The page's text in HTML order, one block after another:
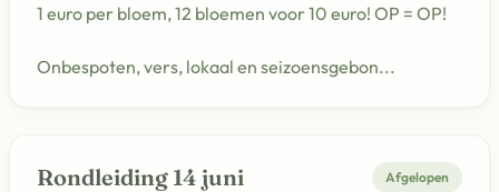
1 euro per bloem, 12 bloemen voor 10 euro! OP = OP!
Onbespoten, vers, lokaal en seizoensgebon...
Rondleiding 14 juni Afgelopen